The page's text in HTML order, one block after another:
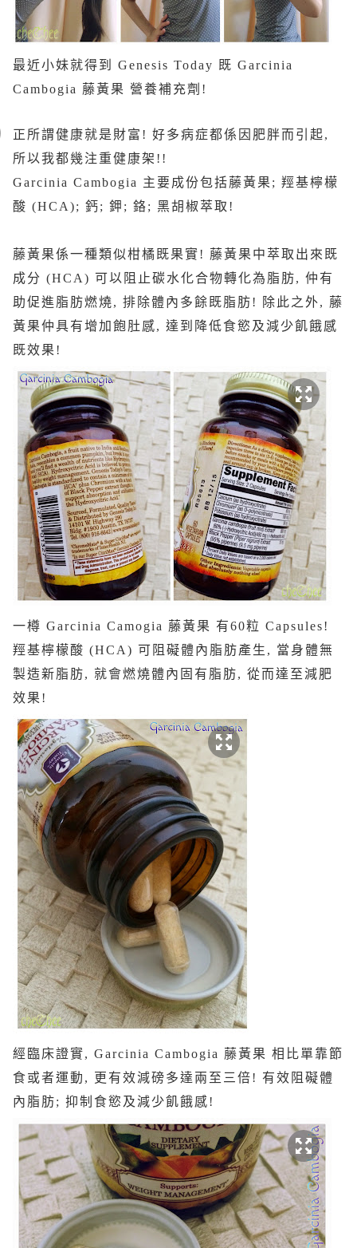
最近小妹就得到 Genesis Today 既 Garcinia
Cambogia 藤黃果 營養補充劑!
正所謂健康就是財富! 好多病症都係因肥胖而引起,
所以我都幾注重健康架!!
Garcinia Cambogia 主要成份包括藤黃果; 羥基檸檬
酸 (HCA); 鈣; 鉀; 鉻; 黑胡椒萃取!
藤黃果係一種類似柑橘既果實! 藤黃果中萃取出來既
成分 (HCA) 可以阻止碳水化合物轉化為脂肪, 仲有
助促進脂肪燃燒, 排除體內多餘既脂肪! 除此之外, 藤
黃果仲具有增加飽肚感, 達到降低食慾及減少飢餓感
既效果!
一樽 Garcinia Camogia 藤黃果 有60粒 Capsules!
羥基檸檬酸 (HCA) 可阻礙體內脂肪產生, 當身體無
製造新脂肪, 就會燃燒體內固有脂肪, 從而達至減肥
效果!
經臨床證實, Garcinia Cambogia 藤黃果 相比單靠節
食或者運動, 更有效減磅多達兩至三倍! 有效阻礙體
內脂肪; 抑制食慾及減少飢餓感!